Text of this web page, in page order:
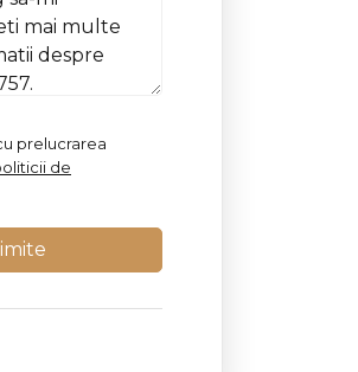
prelucrarea
de